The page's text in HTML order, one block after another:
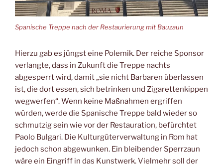
Spanische Treppe nach der Restaurierung mit Bauzaun
Hierzu gab es jüngst eine Polemik. Der reiche Sponsor
verlangte, dass in Zukunft die Treppe nachts
abgesperrt wird, damit „sie nicht Barbaren überlassen
ist, die dort essen, sich betrinken und Zigarettenkippen
wegwerfen“. Wenn keine Maßnahmen ergriffen
würden, werde die Spanische Treppe bald wieder so
schmutzig sein wie vor der Restauration, befürchtet
Paolo Bulgari. Die Kulturgüterverwaltung in Rom hat
jedoch schon abgewunken. Ein bleibender Sperrzaun
wäre ein Eingriff in das Kunstwerk. Vielmehr soll der